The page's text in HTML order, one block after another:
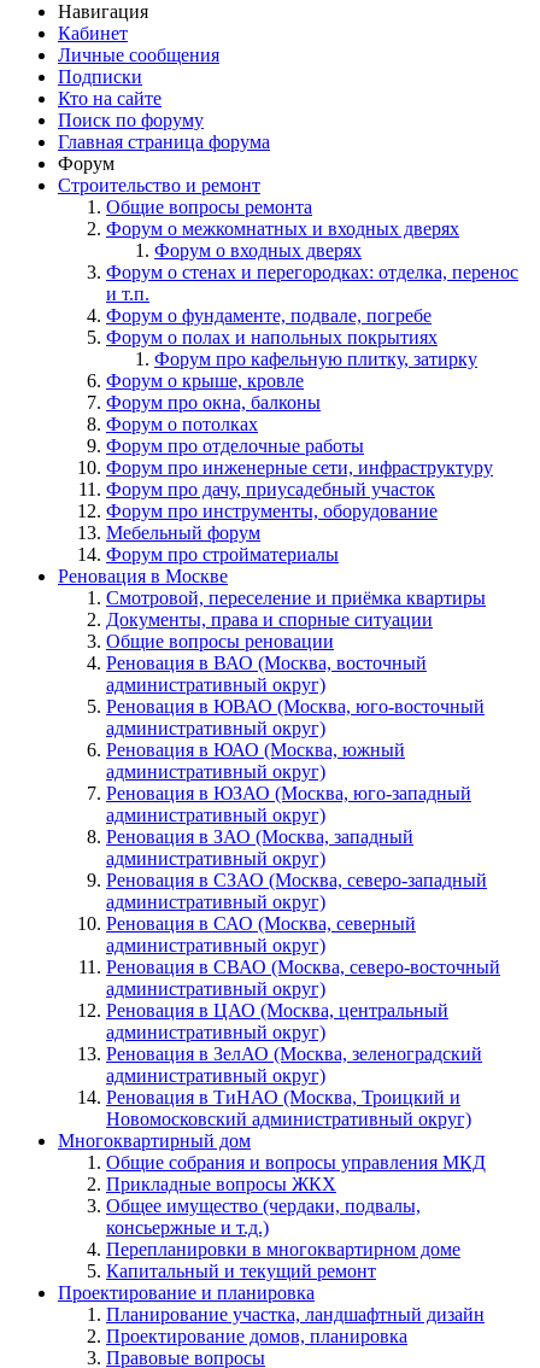
Навигация
Кабинет
Личные сообщения
Подписки
Кто на сайте
Поиск по форуму
Главная страница форума
Форум
Строительство и ремонт
Общие вопросы ремонта
Форум о межкомнатных и входных дверях
Форум о входных дверях
Форум о стенах и перегородках: отделка, перенос
и т.п.
Форум о фундаменте, подвале, погребе
Форум о полах и напольных покрытиях
Форум про кафельную плитку, затирку
Форум о крыше, кровле
Форум про окна, балконы
Форум о потолках
Форум про отделочные работы
Форум про инженерные сети, инфраструктуру
Форум про дачу, приусадебный участок
Форум про инструменты, оборудование
Мебельный форум
Форум про стройматериалы
Реновация в Москве
Смотровой, переселение и приёмка квартиры
Документы, права и спорные ситуации
Общие вопросы реновации
Реновация в ВАО (Москва, восточный
административный округ)
Реновация в ЮВАО (Москва, юго-восточный
административный округ)
Реновация в ЮАО (Москва, южный
административный округ)
Реновация в ЮЗАО (Москва, юго-западный
административный округ)
Реновация в ЗАО (Москва, западный
административный округ)
Реновация в СЗАО (Москва, северо-западный
административный округ)
Реновация в САО (Москва, северный
административный округ)
Реновация в СВАО (Москва, северо-восточный
административный округ)
Реновация в ЦАО (Москва, центральный
административный округ)
Реновация в ЗелАО (Москва, зеленоградский
административный округ)
Реновация в ТиНАО (Москва, Троицкий и
Новомосковский административный округ)
Многоквартирный дом
Общие собрания и вопросы управления МКД
Прикладные вопросы ЖКХ
Общее имущество (чердаки, подвалы,
консьержные и т.д.)
Перепланировки в многоквартирном доме
Капитальный и текущий ремонт
Проектирование и планировка
Планирование участка, ландшафтный дизайн
Проектирование домов, планировка
Правовые вопросы